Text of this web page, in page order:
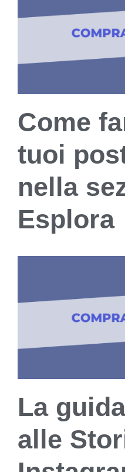
Come
tuoi
nella
Esplora
La
alle